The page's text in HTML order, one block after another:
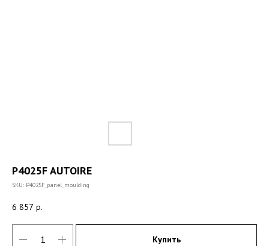
P4025F AUTOIRE
SKU: P4025F_panel_moulding
6 857 р.
Купить